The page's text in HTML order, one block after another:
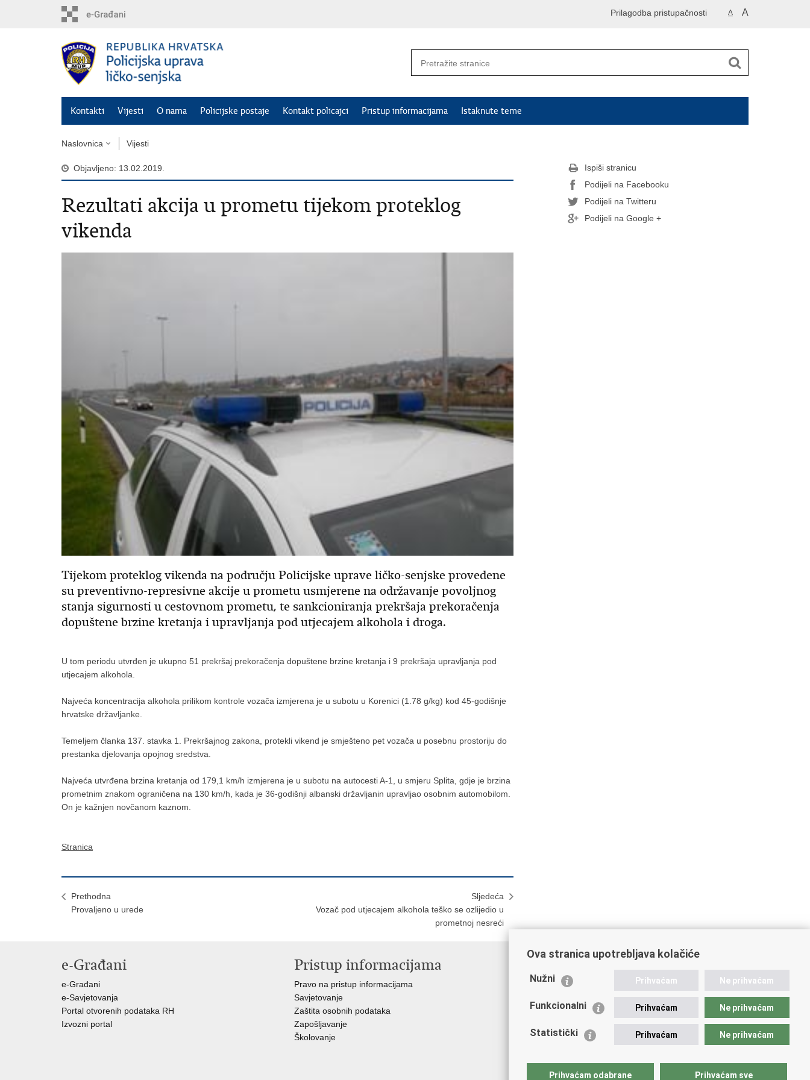
A A
Prilagodba pristupačnosti
Kontakti Vijesti O nama Policijske postaje Kontakt policajci Pristup informacijama Istaknute teme
Naslovnica Vijesti
Objavljeno: 13.02.2019.
Rezultati akcija u prometu tijekom proteklog
vikenda
Tijekom proteklog vikenda na području Policijske uprave ličko-senjske provedene
su preventivno-represivne akcije u prometu usmjerene na održavanje povoljnog
stanja sigurnosti u cestovnom prometu, te sankcioniranja prekršaja prekoračenja
dopuštene brzine kretanja i upravljanja pod utjecajem alkohola i droga.
U tom periodu utvrđen je ukupno 51 prekršaj prekoračenja dopuštene brzine kretanja i 9 prekršaja upravljanja pod
utjecajem alkohola.
Najveća koncentracija alkohola prilikom kontrole vozača izmjerena je u subotu u Korenici (1.78 g/kg) kod 45-godišnje
hrvatske državljanke.
Temeljem članka 137. stavka 1. Prekršajnog zakona, protekli vikend je smješteno pet vozača u posebnu prostoriju do
prestanka djelovanja opojnog sredstva.
Najveća utvrđena brzina kretanja od 179,1 km/h izmjerena je u subotu na autocesti A-1, u smjeru Splita, gdje je brzina
prometnim znakom ograničena na 130 km/h, kada je 36-godišnji albanski državljanin upravljao osobnim automobilom.
On je kažnjen novčanom kaznom.
Stranica
Prethodna
Provaljeno u urede
Sljedeća
Vozač pod utjecajem alkohola teško se ozlijedio u
prometnoj nesreći
Ispiši stranicu
Podijeli na Facebooku
Podijeli na Twitteru
Podijeli na Google +
e-Građani
e-Građani
e-Savjetovanja
Portal otvorenih podataka RH
Izvozni portal
Pristup informacijama
Pravo na pristup informacijama
Savjetovanje
Zaštita osobnih podataka
Zapošljavanje
Školovanje
Važne poveznice
Ministarstvo unutarnjih poslova
Udruge
Policijska akademija
Zaklada policijske solidarnosti
Centar za forenzična ispitivanja, istraživanja i vještačenja
Ova stranica upotrebljava kolačiće
Nužni Prihvaćam Ne prihvaćam
Funkcionalni Prihvaćam Ne prihvaćam
Statistički Prihvaćam Ne prihvaćam
Prihvaćam odabrane Prihvaćam sve